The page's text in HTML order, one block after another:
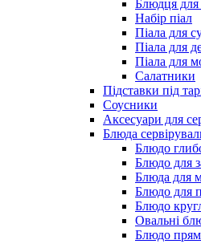
Блюдця для
Набір піал
Піала для
Піала для
Піала для
Салатники
Підставки під
Соусники
Аксесуари для
Блюда
Блюдо
Блюдо для
Блюда для
Блюдо для
Блюдо
Овальні
Блюдо